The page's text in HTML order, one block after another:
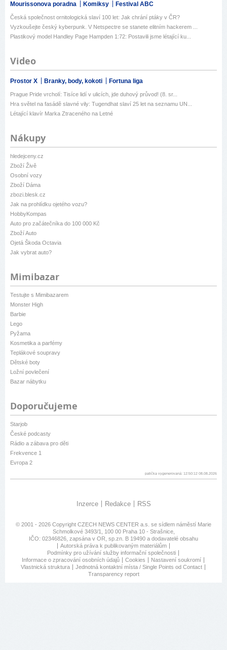
Mourissonova poradna Komiksy Festival ABC
Česká společnost ornitologická slaví 100 let: Jak chrání ptáky v ČR?
Vyzkoušejte český kyberpunk. V Netspectre se stanete elitním hackerem ...
Plastikový model Handley Page Hampden 1:72: Postavili jsme létající ku...
Video
Prostor X Branky, body, kokoti Fortuna liga
Prague Pride vrcholí: Tisíce lidí v ulicích, jde duhový průvod! (8. sr...
Hra světel na fasádě slavné vily: Tugendhat slaví 25 let na seznamu UN...
Létající klavír Marka Ztraceného na Letné
Nákupy
hledejceny.cz
Zboží Živě
Osobní vozy
Zboží Dáma
zbozi.blesk.cz
Jak na prohlídku ojetého vozu?
HobbyKompas
Auto pro začátečníka do 100 000 Kč
Zboží Auto
Ojetá Škoda Octavia
Jak vybrat auto?
Mimibazar
Testujte s Mimibazarem
Monster High
Barbie
Lego
Pyžama
Kosmetika a parfémy
Teplákové soupravy
Dětské boty
Ložní povlečení
Bazar nábytku
Doporučujeme
Starjob
České podcasty
Rádio a zábava pro děti
Frekvence 1
Evropa 2
patička vygenerovaná: 12:50:12 08.08.2026
Inzerce Redakce RSS
© 2001 - 2026 Copyright CZECH NEWS CENTER a.s. se sídlem náměstí Marie
Schmolkové 3493/1, 100 00 Praha 10 - Strašnice,
IČO: 02346826, zapsána v OR, sp.zn. B 19490 a dodavatelé obsahu
Autorská práva k publikovaným materiálům
Podmínky pro užívání služby informační společnosti
Informace o zpracování osobních údajů
Cookies
Nastavení soukromí
Vlastnická struktura
Jednotná kontaktní místa / Single Points od Contact
Transparency report